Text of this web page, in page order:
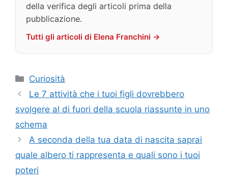
della verifica degli articoli prima della
pubblicazione.
Tutti gli articoli di Elena Franchini →
Categorie
Curiosità
Le 7 attività che i tuoi figli dovrebbero
svolgere al di fuori della scuola riassunte in uno
schema
A seconda della tua data di nascita saprai
quale albero ti rappresenta e quali sono i tuoi
poteri